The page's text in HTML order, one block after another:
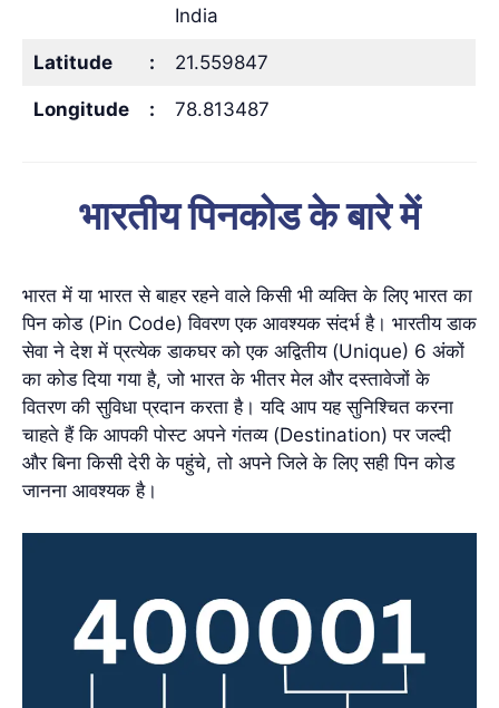
India
Latitude : 21.559847
Longitude : 78.813487
भारतीय पिनकोड के बारे में
भारत में या भारत से बाहर रहने वाले किसी भी व्यक्ति के लिए भारत का
पिन कोड (Pin Code) विवरण एक आवश्यक संदर्भ है। भारतीय डाक
सेवा ने देश में प्रत्येक डाकघर को एक अद्वितीय (Unique) 6 अंकों
का कोड दिया गया है, जो भारत के भीतर मेल और दस्तावेजों के
वितरण की सुविधा प्रदान करता है। यदि आप यह सुनिश्चित करना
चाहते हैं कि आपकी पोस्ट अपने गंतव्य (Destination) पर जल्दी
और बिना किसी देरी के पहुंचे, तो अपने जिले के लिए सही पिन कोड
जानना आवश्यक है।